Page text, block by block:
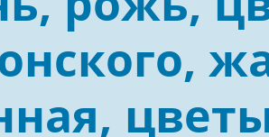
Офтальмология
Ревматология